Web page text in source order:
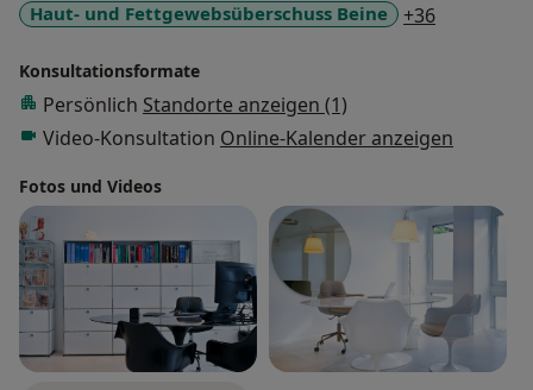
Haut- und Fettgewebsüberschuss Beine
+36
Konsultationsformate
Persönlich Standorte anzeigen (1)
Video-Konsultation Online-Kalender anzeigen
Fotos und Videos